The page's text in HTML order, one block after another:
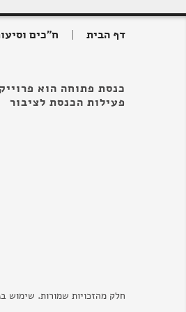
דף הבית ח"כים
כנסת פתוחה הוא
פעילות הכנסת לציבור
חלק מהזכויות שמורות. שימוש